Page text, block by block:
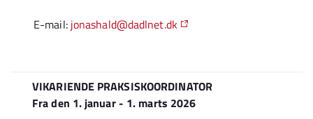
E-mail: jonashald@dadlnet.dk
VIKARIENDE PRAKSISKOORDINATOR
Fra den 1. januar - 1. marts 2026